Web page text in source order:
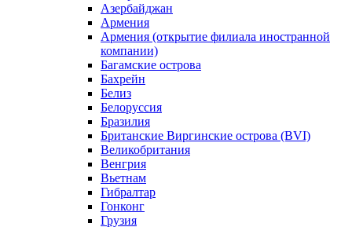
Азербайджан
Армения
Армения (открытие филиала иностранной
компании)
Багамские острова
Бахрейн
Белиз
Белоруссия
Бразилия
Британские Виргинские острова (BVI)
Великобритания
Венгрия
Вьетнам
Гибралтар
Гонконг
Грузия